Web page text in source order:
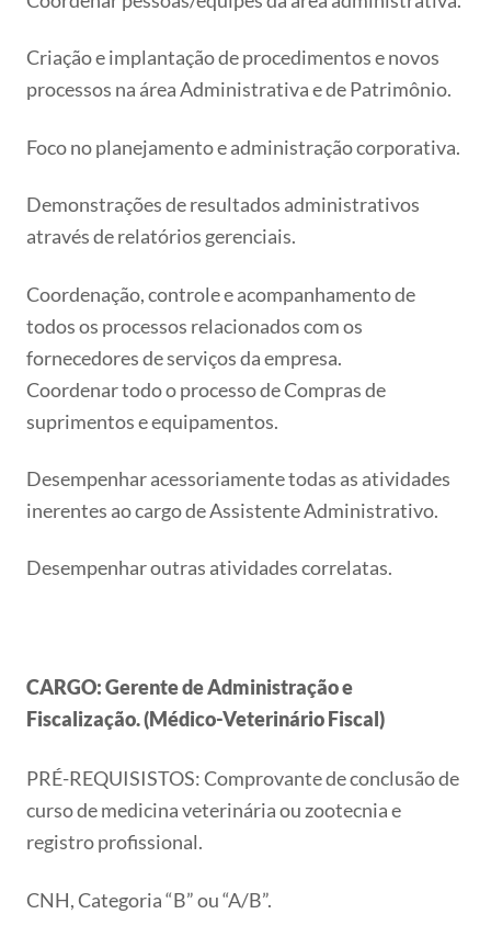
Criação e implantação de procedimentos e novos
processos na área Administrativa e de Patrimônio.
Foco no planejamento e administração corporativa.
Demonstrações de resultados administrativos
através de relatórios gerenciais.
Coordenação, controle e acompanhamento de
todos os processos relacionados com os
fornecedores de serviços da empresa.
Coordenar todo o processo de Compras de
suprimentos e equipamentos.
Desempenhar acessoriamente todas as atividades
inerentes ao cargo de Assistente Administrativo.
Desempenhar outras atividades correlatas.
CARGO: Gerente de Administração e
Fiscalização. (Médico-Veterinário Fiscal)
PRÉ-REQUISISTOS: Comprovante de conclusão de
curso de medicina veterinária ou zootecnia e
registro profissional.
CNH, Categoria “B” ou “A/B”.